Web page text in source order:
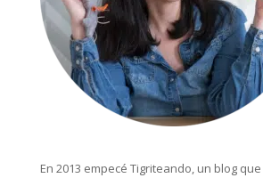
En 2013 empecé Tigriteando, un blog